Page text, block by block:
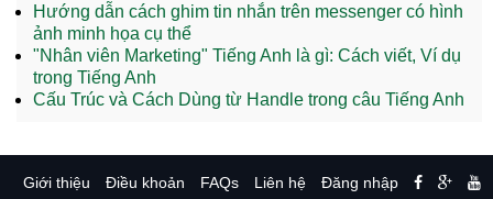
Hướng dẫn cách ghim tin nhắn trên messenger có hình
ảnh minh họa cụ thể
"Nhân viên Marketing" Tiếng Anh là gì: Cách viết, Ví dụ
trong Tiếng Anh
Cấu Trúc và Cách Dùng từ Handle trong câu Tiếng Anh
Giới thiệu Điều khoản FAQs Liên hệ Đăng nhập